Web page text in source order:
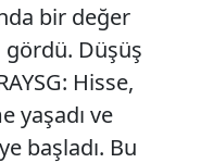
bir değer
gördü. Düşüş
Hisse,
yaşadı ve
başladı. Bu